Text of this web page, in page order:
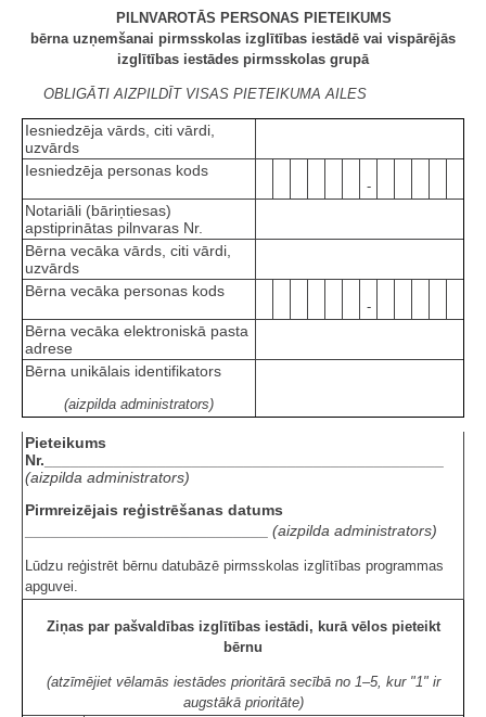
PILNVAROTĀS PERSONAS PIETEIKUMS
bērna uzņemšanai pirmsskolas izglītības iestādē vai vispārējās
izglītības iestādes pirmsskolas grupā
OBLIGĀTI AIZPILDĪT VISAS PIETEIKUMA AILES
Iesniedzēja vārds, citi vārdi,
uzvārds
Iesniedzēja personas kods
-
Notariāli (bāriņtiesas)
apstiprinātas pilnvaras Nr.
Bērna vecāka vārds, citi vārdi,
uzvārds
Bērna vecāka personas kods
-
Bērna vecāka elektroniskā pasta
adrese
Bērna unikālais identifikators
(aizpilda administrators)
Pieteikums
Nr.______________________________________________
(aizpilda administrators)
Pirmreizējais reģistrēšanas datums
(aizpilda administrators)
Lūdzu reģistrēt bērnu datubāzē pirmsskolas izglītības programmas
apguvei.
Ziņas par pašvaldības izglītības iestādi, kurā vēlos pieteikt
bērnu
(atzīmējiet vēlamās iestādes prioritārā secībā no 1–5, kur "1" ir
augstākā prioritāte)